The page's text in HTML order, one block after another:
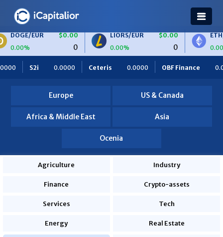
$0.00
0
LIORS/EUR
0.00%
$0.00
0
ETH/BTC
0.00%
0.0000 OBF Finance 0.0000 Africa Foodies
Europe US & Canada
Africa & Middle East Asia
Ocenia
Agriculture Industry
Finance Crypto-assets
Services Tech
Energy Real Estate